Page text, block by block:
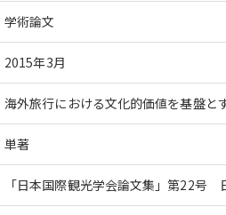
学術論文
2015年3月
海外旅行における文化的価値を基盤と
単著
「日本国際観光学会論文集」第22号